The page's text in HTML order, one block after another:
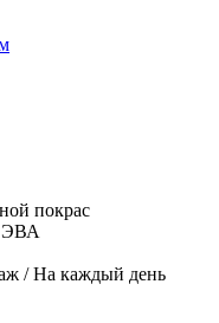
покрас
ЭВА
/ На каждый день